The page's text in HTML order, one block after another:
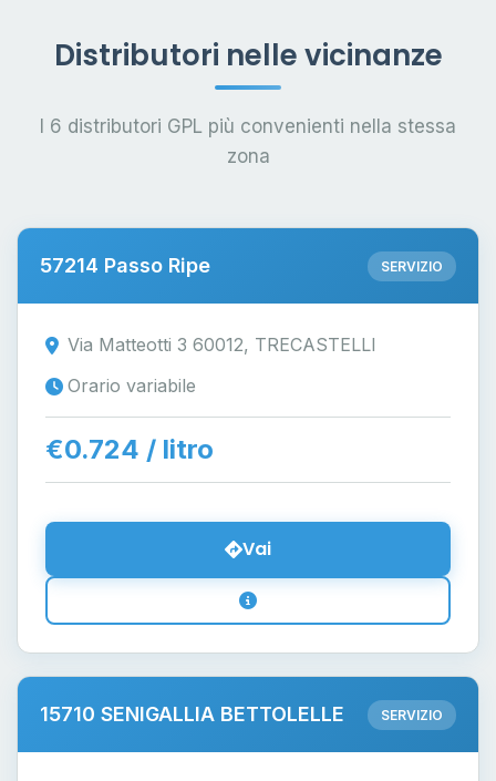
Distributori nelle vicinanze
I 6 distributori GPL più convenienti nella stessa
zona
57214 Passo Ripe SERVIZIO
Via Matteotti 3 60012, TRECASTELLI
Orario variabile
€0.724 / litro
Vai
15710 SENIGALLIA BETTOLELLE SERVIZIO